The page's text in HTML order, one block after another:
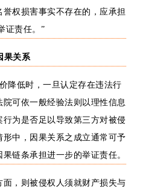
权损害事实不存在的，应承担
证责任。”
果关系
降低时，一旦认定存在违法行
可依一般经验法则以理性信息
为是否足以导致第三方对被侵
形中，因果关系之成立通常可予
链条承担进一步的举证责任。
面 ，则被侵权人须就财产损失与